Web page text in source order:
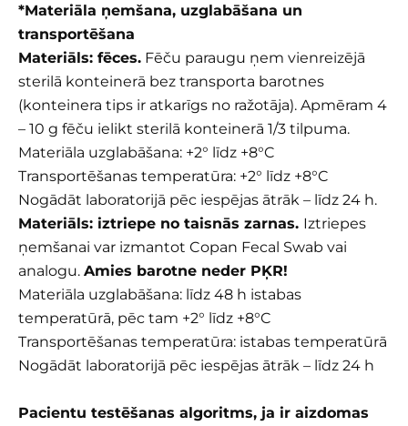
*Materiāla ņemšana, uzglabāšana un
transportēšana
Materiāls: fēces. Fēču paraugu ņem vienreizējā
sterilā konteinerā bez transporta barotnes
(konteinera tips ir atkarīgs no ražotāja). Apmēram 4
– 10 g fēču ielikt sterilā konteinerā 1/3 tilpuma.
Materiāla uzglabāšana: +2° līdz +8°C
Transportēšanas temperatūra: +2° līdz +8°C
Nogādāt laboratorijā pēc iespējas ātrāk – līdz 24 h.
Materiāls: iztriepe no taisnās zarnas. Iztriepes
ņemšanai var izmantot Copan Fecal Swab vai
analogu. Amies barotne neder PĶR!
Materiāla uzglabāšana: līdz 48 h istabas
temperatūrā, pēc tam +2° līdz +8°C
Transportēšanas temperatūra: istabas temperatūrā
Nogādāt laboratorijā pēc iespējas ātrāk – līdz 24 h
Pacientu testēšanas algoritms, ja ir aizdomas